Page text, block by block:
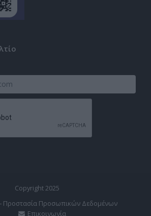
Copyright 2025
Προστασία Προσωπικών Δεδομένων
Επικοινωνία